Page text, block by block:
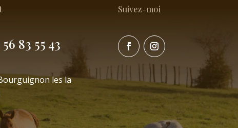
83 55 43
les la
Suivez-moi